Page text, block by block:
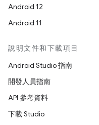
Android 12
Android 11
說明文件和下載項目
Android Studio 指南
開發人員指南
API 參考資料
下載 Studio